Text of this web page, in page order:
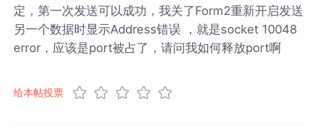
定，第一次发送可以成功，我关了Form2重新开启发送
另一个数据时显示Address错误 ，就是socket 10048
error，应该是port被占了，请问我如何释放port啊
给本帖投票